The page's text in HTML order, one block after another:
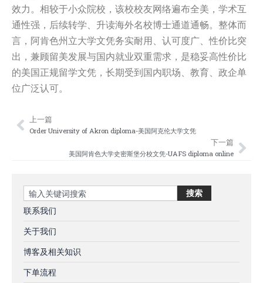
效力。相较于小众院校，该校校友网络遍布全美，学术互
通性强，后续转学、升读海外名校博士通道通畅。整体而
言，阿肯色州立大学文凭务实耐用、认可度广、性价比突
出，兼顾留美发展与国内就业双重需求，是稳妥高性价比
的美国正规留学文凭，长期受到国内职场、教育、政企单
位广泛认可。
Prev
上一篇
Order University of Akron diploma-美国阿克伦大学文凭
下一篇
美国阿肯色大学史密斯堡分校文凭-UAFS diploma online
Search 搜索
联系我们
关于我们
博客及相关知识
下单流程